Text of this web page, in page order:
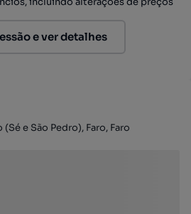
e ver detalhes
e São Pedro), Faro, Faro